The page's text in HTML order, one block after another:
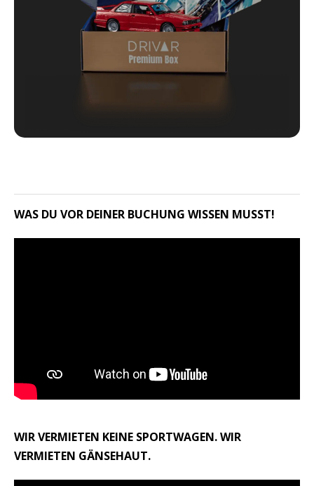
WAS DU VOR DEINER BUCHUNG WISSEN MUSST!
WIR VERMIETEN KEINE SPORTWAGEN. WIR
VERMIETEN GÄNSEHAUT.